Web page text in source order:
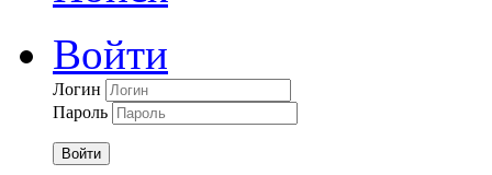
Войти
Логин
Пароль
Войти